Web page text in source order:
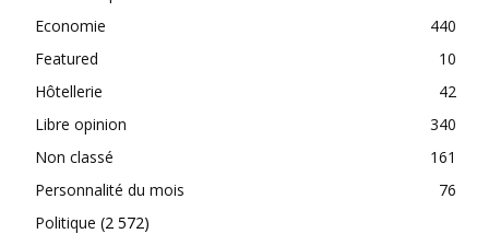
Economie
440
Featured
10
Hôtellerie
42
Libre opinion
340
Non classé
161
Personnalité du mois
76
Politique (2 572)